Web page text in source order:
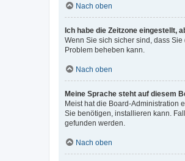
Nach oben
Ich habe die Zeitzone eingestellt,
Wenn Sie sich sicher sind, dass
Problem beheben kann.
Nach oben
Meine Sprache steht auf diesem
Meist hat die Board-Administration
Sie benötigen, installieren kann.
gefunden werden.
Nach oben